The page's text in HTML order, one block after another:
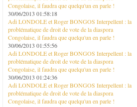
Congolaise, il faudra que quelqu'un en parle !
30/06/2013 01:58:18
Adi LONDOLE et Roger BONGOS Interpellent : la
problématique de droit de vote de la diaspora
Congolaise, il faudra que quelqu'un en parle !
30/06/2013 01:55:56
Adi LONDOLE et Roger BONGOS Interpellent : la
problématique de droit de vote de la diaspora
Congolaise, il faudra que quelqu'un en parle !
30/06/2013 01:24:36
Adi LONDOLE et Roger BONGOS Interpellent : la
problématique de droit de vote de la diaspora
Congolaise, il faudra que quelqu'un en parle !